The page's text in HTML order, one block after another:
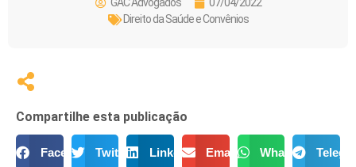
GAC Advogados
07/04/2022
Direito da Saúde e Convênios
Compartilhe esta publicação
Facebook Twitter LinkedIn Email WhatsApp